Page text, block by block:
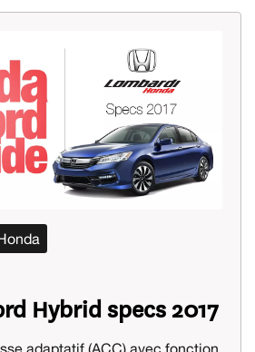
Hybrid specs 2017
adaptatif (ACC) avec fonction